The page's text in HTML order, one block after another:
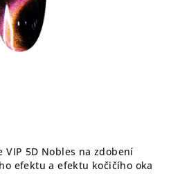
VIP 5D Nobles na zdobení
efektu a efektu kočičího oka